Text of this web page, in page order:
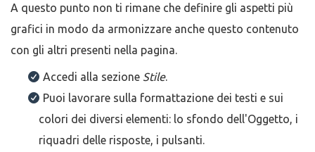
A questo punto non ti rimane che definire gli aspetti più
grafici in modo da armonizzare anche questo contenuto
con gli altri presenti nella pagina.
Accedi alla sezione Stile.
Puoi lavorare sulla formattazione dei testi e sui
colori dei diversi elementi: lo sfondo dell'Oggetto, i
riquadri delle risposte, i pulsanti.